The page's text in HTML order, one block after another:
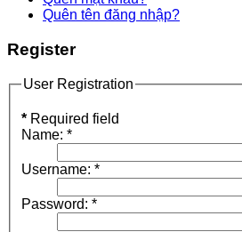
Quên tên đăng nhập?
Register
User Registration
* Required field
Name: *
Username: *
Password: *